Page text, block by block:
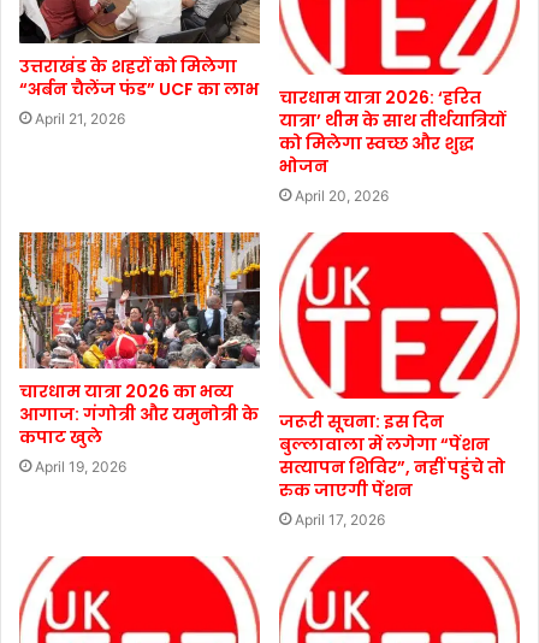
उत्तराखंड के शहरों को मिलेगा
“अर्बन चैलेंज फंड” UCF का लाभ
April 21, 2026
चारधाम यात्रा 2026: ‘हरित
यात्रा’ थीम के साथ तीर्थयात्रियों
को मिलेगा स्वच्छ और शुद्ध
भोजन
April 20, 2026
चारधाम यात्रा 2026 का भव्य
आगाज: गंगोत्री और यमुनोत्री के
कपाट खुले
April 19, 2026
जरूरी सूचना: इस दिन
बुल्लावाला में लगेगा “पेंशन
सत्यापन शिविर”, नहीं पहुंचे तो
रुक जाएगी पेंशन
April 17, 2026